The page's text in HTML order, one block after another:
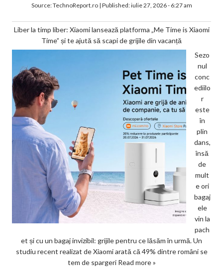
Source:TechnoReport.ro| Published:iulie 27, 2026 - 6:27 am
Liber la timp liber: Xiaomi lansează platforma „Me Time is Xiaomi
Time” și te ajută să scapi de grijile din vacanță
Sezo
nul
conc
ediilo
r
este
în
plin
dans,
însă
de
mult
e ori
bagaj
ele
vin la
pach
et și cu un bagaj invizibil: grijile pentru ce lăsăm în urmă. Un
studiu recent realizat de Xiaomi arată că 49% dintre români se
tem de spargeri Read more »